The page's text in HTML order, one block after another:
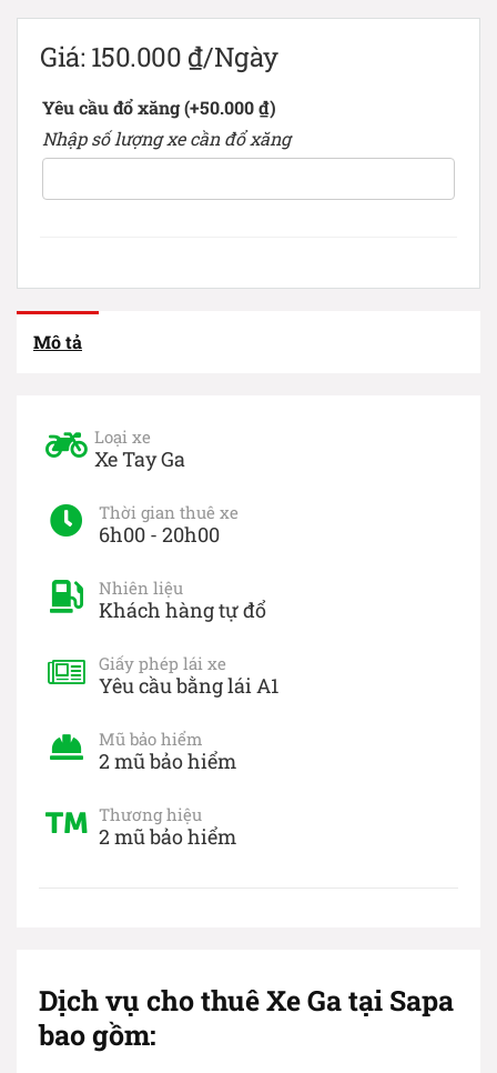
Giá: 150.000 ₫/Ngày
Yêu cầu đổ xăng(+50.000₫)
Nhập số lượng xe cần đổ xăng
Mô tả
Loại xe
Xe Tay Ga
Thời gian thuê xe
6h00 - 20h00
Nhiên liệu
Khách hàng tự đổ
Giấy phép lái xe
Yêu cầu bằng lái A1
Mũ bảo hiểm
2 mũ bảo hiểm
Thương hiệu
2 mũ bảo hiểm
Dịch vụ cho thuê Xe Ga tại Sapa
bao gồm: